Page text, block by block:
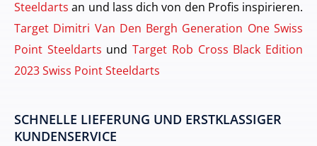
Steeldarts an und lass dich von den Profis inspirieren.
Target Dimitri Van Den Bergh Generation One Swiss
Point Steeldarts undTarget Rob Cross Black Edition
2023 Swiss Point Steeldarts
SCHNELLE LIEFERUNG UND ERSTKLASSIGER
KUNDENSERVICE